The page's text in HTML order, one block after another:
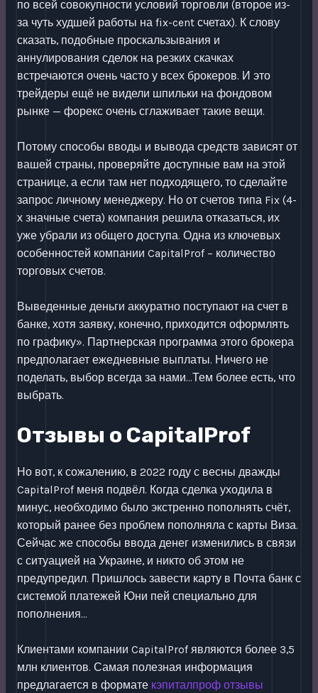
по всей совокупности условий торговли (второе из-
за чуть худшей работы на fix-cent счетах). К слову
сказать, подобные проскальзывания и
аннулирования сделок на резких скачках
встречаются очень часто у всех брокеров. И это
трейдеры ещё не видели шпильки на фондовом
рынке — форекс очень сглаживает такие вещи.
Потому способы вводы и вывода средств зависят от
вашей страны, проверяйте доступные вам на этой
странице, а если там нет подходящего, то сделайте
запрос личному менеджеру. Но от счетов типа Fix (4-
х значные счета) компания решила отказаться, их
уже убрали из общего доступа. Одна из ключевых
особенностей компании CapitalProf – количество
торговых счетов.
Выведенные деньги аккуратно поступают на счет в
банке, хотя заявку, конечно, приходится оформлять
по графику». Партнерская программа этого брокера
предполагает ежедневные выплаты. Ничего не
поделать, выбор всегда за нами…Тем более есть, что
выбрать.
Отзывы о CapitalProf
Но вот, к сожалению, в 2022 году с весны дважды
CapitalProf меня подвёл. Когда сделка уходила в
минус, необходимо было экстренно пополнять счёт,
который ранее без проблем пополняла с карты Виза.
Сейчас же способы ввода денег изменились в связи
с ситуацией на Украине, и никто об этом не
предупредил. Пришлось завести карту в Почта банк с
системой платежей Юни пей специально для
пополнения…
Клиентами компании CapitalProf являются более 3,5
млн клиентов. Самая полезная информация
предлагается в формате кэпиталпроф отзывы